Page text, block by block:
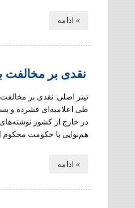
» ادامه
نقدی بر مخالفت
تیتر اصلی: نقدی بر
طی اعلامیه‌ای فشرده و
در خارج از کشور
هم‌نوایی با حکومت محکوم
» ادامه